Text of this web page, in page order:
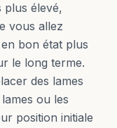
plus élevé,
vous allez
bon état plus
le long terme.
des lames
ou les
position initiale